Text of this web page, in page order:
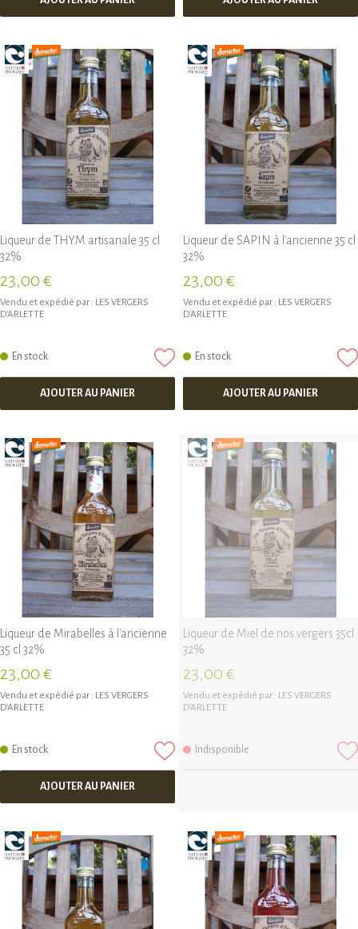
Liqueur de THYM artisanale 35 cl
32%
23,00 €
Vendu et expédié par : LES VERGERS
D'ARLETTE
En stock
AJOUTER AU PANIER
Liqueur de SAPIN à l'ancienne 35 cl
32%
23,00 €
Vendu et expédié par : LES VERGERS
D'ARLETTE
En stock
AJOUTER AU PANIER
Liqueur de Mirabelles à l'ancienne
35 cl 32%
23,00 €
Vendu et expédié par : LES VERGERS
D'ARLETTE
En stock
AJOUTER AU PANIER
Liqueur de Miel de nos vergers 35cl
32%
23,00 €
Vendu et expédié par : LES VERGERS
D'ARLETTE
Indisponible